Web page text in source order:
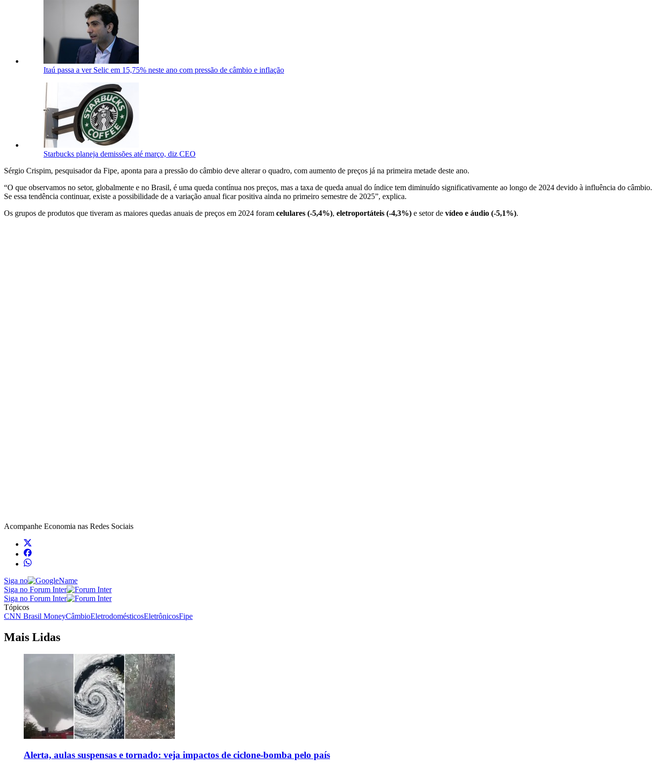
Itaú passa a ver Selic em 15,75% neste ano com pressão de câmbio e inflação
Starbucks planeja demissões até março, diz CEO
Sérgio Crispim, pesquisador da Fipe, aponta para a pressão do câmbio deve alterar o quadro, com aumento de preços já na primeira metade deste ano.
“O que observamos no setor, globalmente e no Brasil, é uma queda contínua nos preços, mas a taxa de queda anual do índice tem diminuído significativamente ao longo de 2024 devido à influência do câmbio.
Se essa tendência continuar, existe a possibilidade de a variação anual ficar positiva ainda no primeiro semestre de 2025”, explica.
Os grupos de produtos que tiveram as maiores quedas anuais de preços em 2024 foram celulares (-5,4%), eletroportáteis (-4,3%) e setor de vídeo e áudio (-5,1%).
Acompanhe Economia nas Redes Sociais
Siga no
Siga no Forum Inter
Siga no Forum Inter
Tópicos
CNN Brasil MoneyCâmbioEletrodomésticosEletrônicosFipe
Mais Lidas
Alerta, aulas suspensas e tornado: veja impactos de ciclone-bomba pelo país